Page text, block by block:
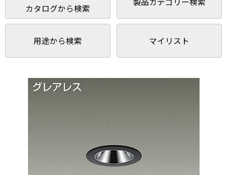
カタログから検索
用途から検索 マイリスト